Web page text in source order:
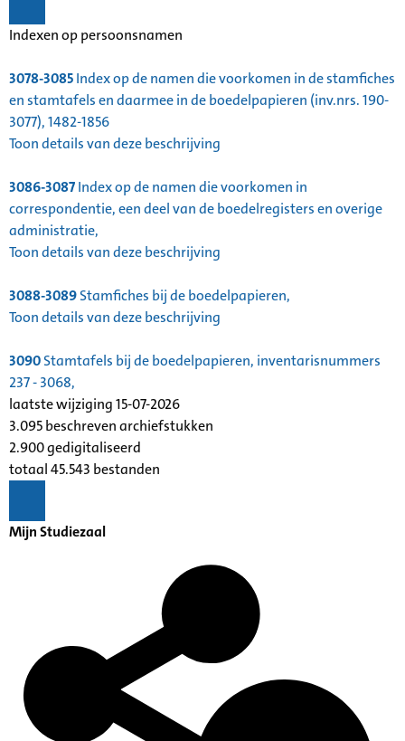
Indexen op persoonsnamen
3078-3085Index op de namen die voorkomen in de stamfiches
en stamtafels en daarmee in de boedelpapieren (inv.nrs. 190-
3077), 1482-1856
Toon details van deze beschrijving
3086-3087Index op de namen die voorkomen in
correspondentie, een deel van de boedelregisters en overige
administratie,
Toon details van deze beschrijving
3088-3089Stamfiches bij de boedelpapieren,
Toon details van deze beschrijving
3090Stamtafels bij de boedelpapieren, inventarisnummers
237 - 3068,
laatste wijziging 15-07-2026
3.095 beschreven archiefstukken
2.900 gedigitaliseerd
totaal 45.543 bestanden
Mijn Studiezaal